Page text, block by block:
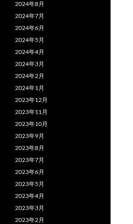
2024年8月
2024年7月
2024年6月
2024年5月
2024年4月
2024年3月
2024年2月
2024年1月
2023年12月
2023年11月
2023年10月
2023年9月
2023年8月
2023年7月
2023年6月
2023年5月
2023年4月
2023年3月
2023年2月